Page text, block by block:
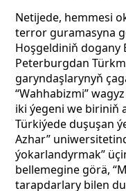
Netijede, hemmesi
terror guramasyna
Hoşgeldiniň dogany
Peterburgdan
garyndaşlarynyň
“Wahhabizmi”
iki ýegeni we biriniň
Türkiýede duşuşan
Azhar”
ýokarlandyrmak”
bellemegine görä,
tarapdarlary bilen